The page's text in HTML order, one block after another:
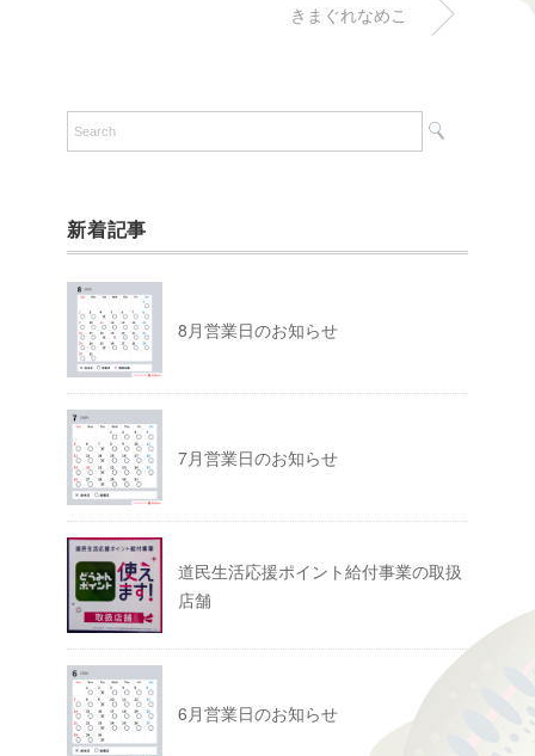
きまぐれなめこ
新着記事
8月営業日のお知らせ
7月営業日のお知らせ
道民生活応援ポイント給付事業の取扱
店舗
6月営業日のお知らせ